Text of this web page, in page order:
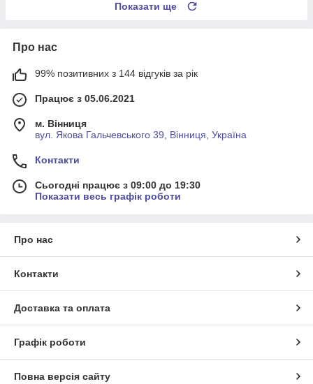
Показати ще
Про нас
99% позитивних з 144 відгуків за рік
Працює з 05.06.2021
м. Вінниця
вул. Якова Гальчевського 39, Вінниця, Україна
Контакти
Сьогодні працює з 09:00 до 19:30
Показати весь графік роботи
Про нас
Контакти
Доставка та оплата
Графік роботи
Повна версія сайту